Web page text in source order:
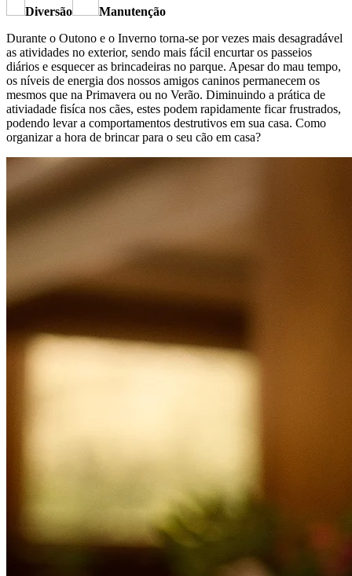
Diversão
Manutenção
Durante o Outono e o Inverno torna-se por vezes mais desagradável
as atividades no exterior, sendo mais fácil encurtar os passeios
diários e esquecer as brincadeiras no parque. Apesar do mau tempo,
os níveis de energia dos nossos amigos caninos permanecem os
mesmos que na Primavera ou no Verão. Diminuindo a prática de
ativiadade fisíca nos cães, estes podem rapidamente ficar frustrados,
podendo levar a comportamentos destrutivos em sua casa. Como
organizar a hora de brincar para o seu cão em casa?